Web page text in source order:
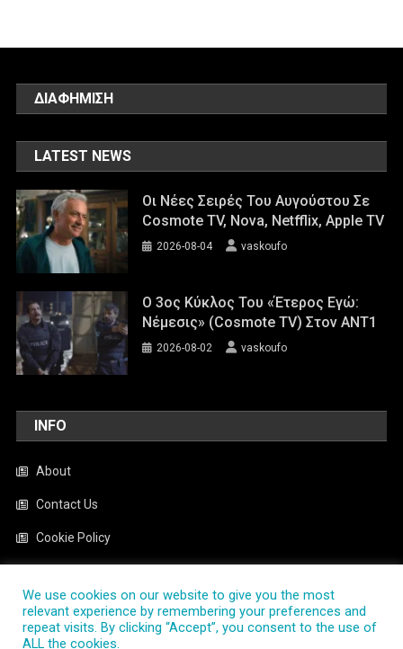
ΔΙΑΦΗΜΙΣΗ
LATEST NEWS
Οι Νέες Σειρές Του Αυγούστου Σε
Cosmote TV, Nova, Netfflix, Apple TV
2026-08-04 vaskoufo
Ο 3ος Κύκλος Του «Έτερος Εγώ:
Νέμεσις» (Cosmote TV) Στον ΑΝΤ1
2026-08-02 vaskoufo
INFO
About
Contact Us
Cookie Policy
Privacy Policy
We use cookies on our website to give you the most
relevant experience by remembering your preferences and
repeat visits. By clicking “Accept”, you consent to the use of
ALL the cookies.